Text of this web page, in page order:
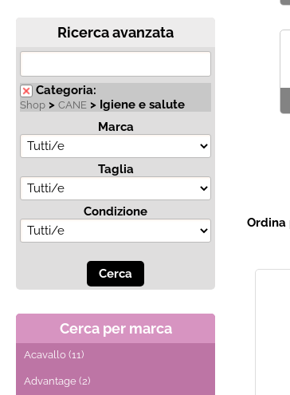
Ricerca avanzata
Categoria:
Shop > CANE > Igiene e salute
Marca
Taglia
Condizione
Cerca per marca
Acavallo (11)
Advantage (2)
Ordina